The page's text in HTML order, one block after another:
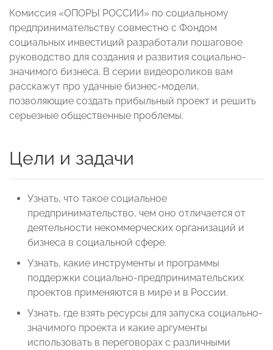
Комиссия «ОПОРЫ РОССИИ» по социальному
предпринимательству совместно с Фондом
социальных инвестиций разработали пошаговое
руководство для создания и развития социально-
значимого бизнеса. В серии видеороликов вам
расскажут про удачные бизнес-модели,
позволяющие создать прибыльный проект и решить
серьезные общественные проблемы.
Цели и задачи
Узнать, что такое социальное
предпринимательство, чем оно отличается от
деятельности некоммерческих организаций и
бизнеса в социальной сфере.
Узнать, какие инструменты и программы
поддержки социально-предпринимательских
проектов применяются в мире и в России.
Узнать, где взять ресурсы для запуска социально-
значимого проекта и какие аргументы
использовать в переговорах с различными